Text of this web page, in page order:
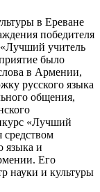
в Ереване
победителя
«Лучший учитель
было
в Армении,
русского языка
общения,
«Лучший
средством
языка и
Его
науки и культуры